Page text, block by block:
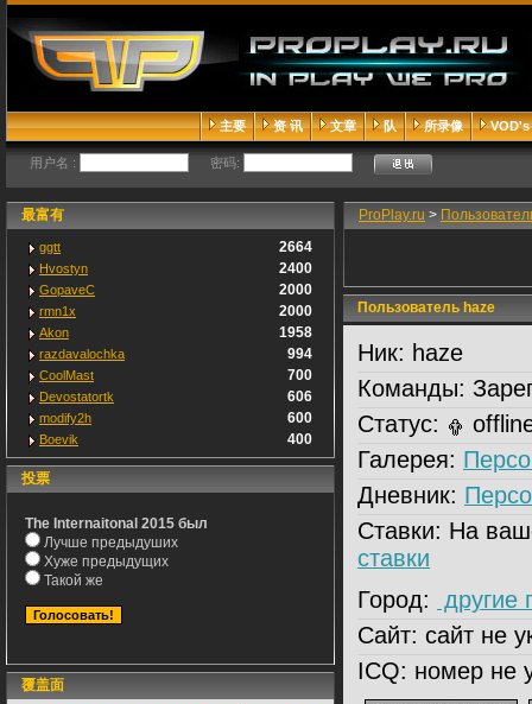
主要 资 讯 文章 队 所录像 VOD's
用户名 : 密码:
最富有
ggtt 2664
Hvostyn 2400
GopaveC 2000
rmn1x 2000
Akon 1958
razdavalochka 994
CoolMast 700
Devostatortk 606
modify2h 600
Boevik 400
投票
The Internaitonal 2015 был
Лучше предыдуших
Хуже предыдущих
Такой же
覆盖面
ProPlay.ru >
Пользователь haze
Ник: haze
Команды:
Статус:
Галерея:
Дневник:
Ставки: На
ставки
Город:
другие
Сайт: сайт не
ICQ: номер не